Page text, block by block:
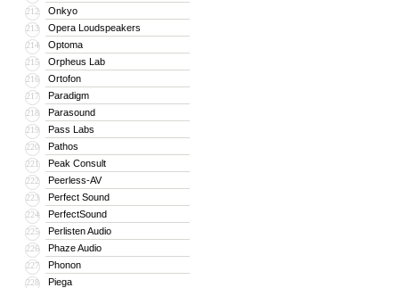
212 Onkyo
213 Opera Loudspeakers
214 Optoma
215 Orpheus Lab
216 Ortofon
217 Paradigm
218 Parasound
219 Pass Labs
220 Pathos
221 Peak Consult
222 Peerless-AV
223 Perfect Sound
224 PerfectSound
225 Perlisten Audio
226 Phaze Audio
227 Phonon
228 Piega